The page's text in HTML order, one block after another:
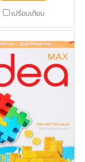
เปรียบเทียบ